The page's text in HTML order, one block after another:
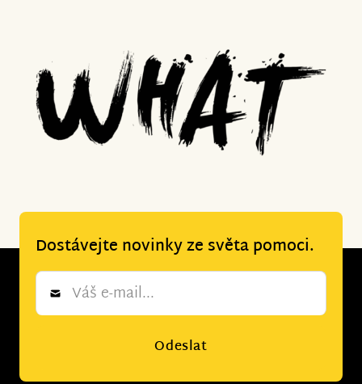
Dostávejte novinky ze světa pomoci.
Newsletter
Odeslat